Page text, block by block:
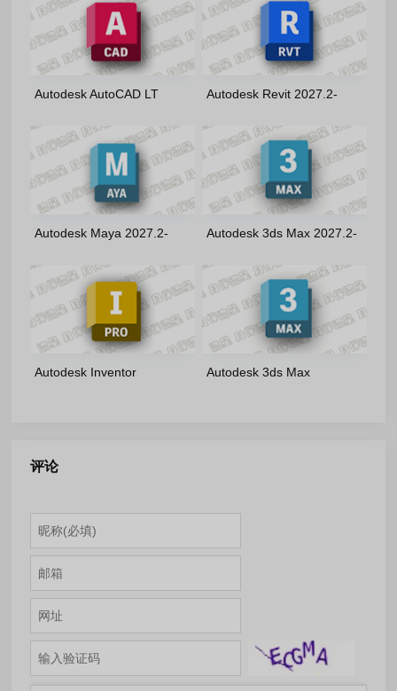
Autodesk AutoCAD LT
Autodesk Revit 2027.2-
Autodesk Maya 2027.2-
Autodesk 3ds Max 2027.2-
Autodesk Inventor
Autodesk 3ds Max
评论